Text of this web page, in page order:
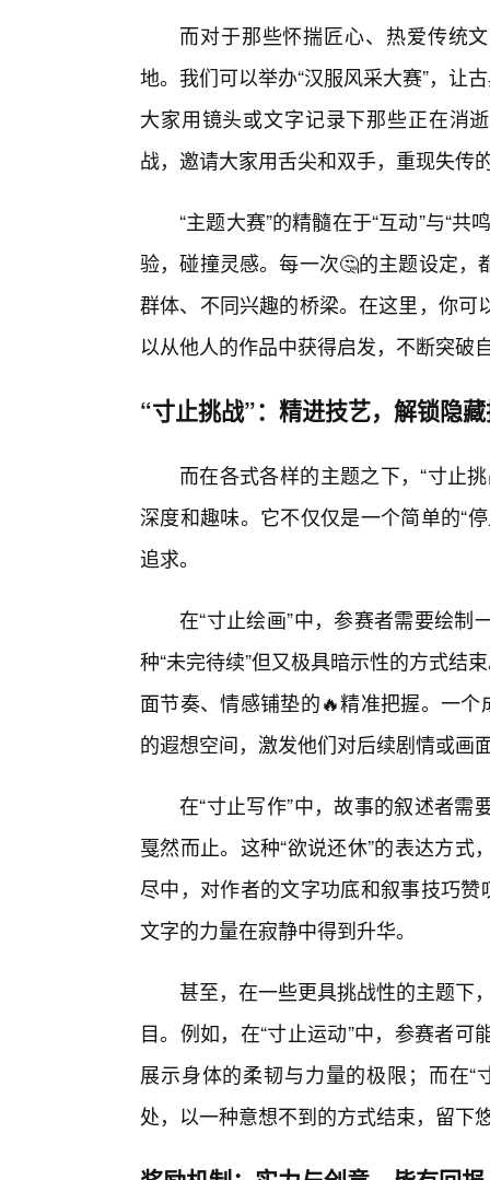
而对于那些怀揣匠心、热爱传统
地。我们可以举办“汉服风采大赛”，让
大家用镜头或文字记录下那些正在消
战，邀请大家用舌尖和双手，重现失传
“主题大赛”的精髓在于“互动”与“
验，碰撞灵感。每一次🤔的主题设定
群体、不同兴趣的桥梁。在这里，你
以从他人的作品中获得启发，不断突破
“寸止挑战”：精进技艺，解锁隐
而在各式各样的主题之下，“寸止
深度和趣味。它不仅仅是一个简单的“
追求。
在“寸止绘画”中，参赛者需要绘
种“未完待续”但又极具暗示性的方式结
面节奏、情感铺垫的🔥精准把握。一
的遐想空间，激发他们对后续剧情或画
在“寸止写作”中，故事的叙述者
戛然而止。这种“欲说还休”的表达方
尽中，对作者的文字功底和叙事技巧
文字的力量在寂静中得到升华。
甚至，在一些更具挑战性的主题下
目。例如，在“寸止运动”中，参赛者
展示身体的柔韧与力量的极限；而在
处，以一种意想不到的方式结束，留下